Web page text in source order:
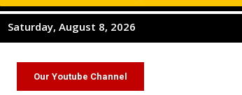
Saturday, August 8, 2026
Our Youtube Channel